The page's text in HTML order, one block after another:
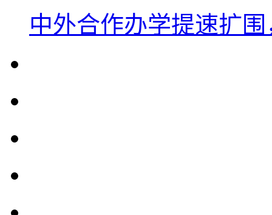
中外合作办学提速扩